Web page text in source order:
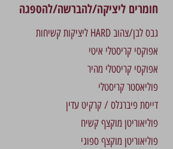
חומרים ליציקה/להברשה/להספגה
גבס לבן/צהוב HARD ליציקות קשיחות
אפוקסי קריסטלי איטי
אפוקסי קריסטלי מהיר
פוליאסטר קריסטלי
דייסת פיברגלס / קרקיט עדין
פוליאוריטן מוקצף קשיח
פוליאוריטן מוקצף ספוגי